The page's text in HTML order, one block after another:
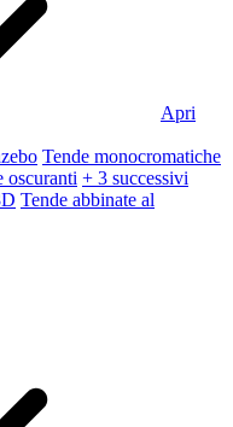
Apri
Tende monocromatiche
oscuranti + 3 successivi
Tende abbinate al